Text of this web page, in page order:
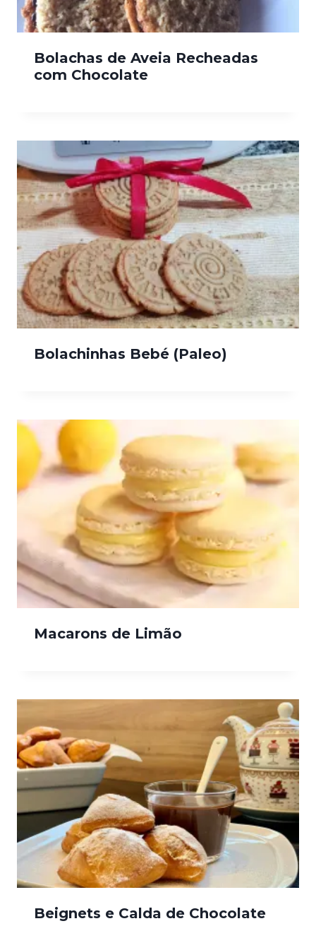
Bolachas de Aveia Recheadas
com Chocolate
Bolachinhas Bebé (Paleo)
Macarons de Limão
Beignets e Calda de Chocolate